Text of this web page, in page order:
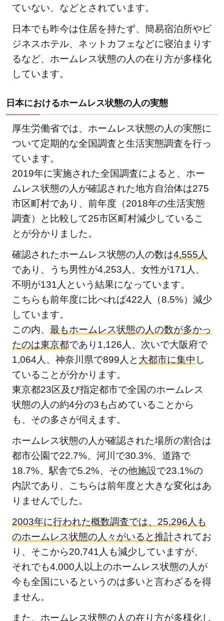
態の
なく
なら
ない
の？
原因
2.1
ホー
ムレ
ス状
態に
なっ
た経
緯と
今後
希望
する
生活
ホー
ムレ
ス状
態の
人を
支援
する
保護
の問
題点
3
ス状
態の
人を
助け
るた
めの
支援
方法
は？
3.1
ていない、などとされています。
日本でも昨今は住居を持たず、簡易宿泊所やビ
ジネスホテル、ネットカフェなどに寝泊まりす
るなど、ホームレス状態の人の在り方が多様化
しています。
日本におけるホームレス状態の人の実態
厚生労働省では、ホームレス状態の人の実態に
ついて定期的な全国調査と生活実態調査を行っ
ています。
2019年に実施された全国調査によると、ホー
ムレス状態の人が確認された地方自治体は275
市区町村であり、前年度（2018年の生活実態
調査）と比較して25市区町村減少しているこ
とが分かりました。
確認されたホームレス状態の人の数は4,555人
であり、うち男性が4,253人、女性が171人、
不明が131人という結果になっています。
こちらも前年度に比べれば422人（8.5%）減少
しています。
この内、 最もホームレス状態の人の数が多かっ
たのは東京都であり1,126人、次いで大阪府で
1,064人、神奈川県で899人と 大都市に集中 し
ていることが分かります。
東京都23区及び指定都市で全国のホームレス
状態の人の約4分の3も占めていることから
も、その多さが伺えます。
ホームレス状態の人が確認された場所の割合は
都市公園で22.7%、河川で30.3%、道路で
18.7%、駅舎で5.2%、その他施設で23.1%の
内訳であり、こちらは前年度と大きな変化はあ
りませんでした。
2003年に行われた概数調査では、25,296人も
のホームレス状態の人々がいると推計されてお
り、そこから20,741人も減少していますが、
それでも4,000人以上のホームレス状態の人が
今も全国にいるというのは多いと言わざるを得
ません。
また、ホームレス状態の人の在り方が多様化し